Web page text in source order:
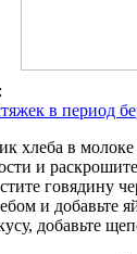
в период
хлеба в
и
говядину
и добавьте
добавьте